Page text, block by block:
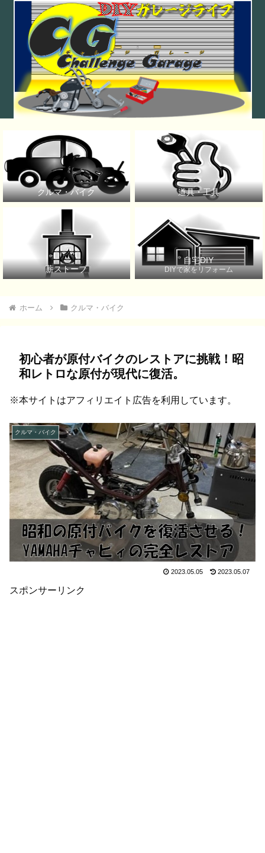
クルマ・バイク 道具・工具
薪ストーブ
自宅DIY
DIYで家をリフォーム
ホーム クルマ・バイク
初心者が原付バイクのレストアに挑戦！昭
和レトロな原付が現代に復活。
※本サイトはアフィリエイト広告を利用しています。
クルマ・バイク
2023.05.05 2023.05.07
スポンサーリンク